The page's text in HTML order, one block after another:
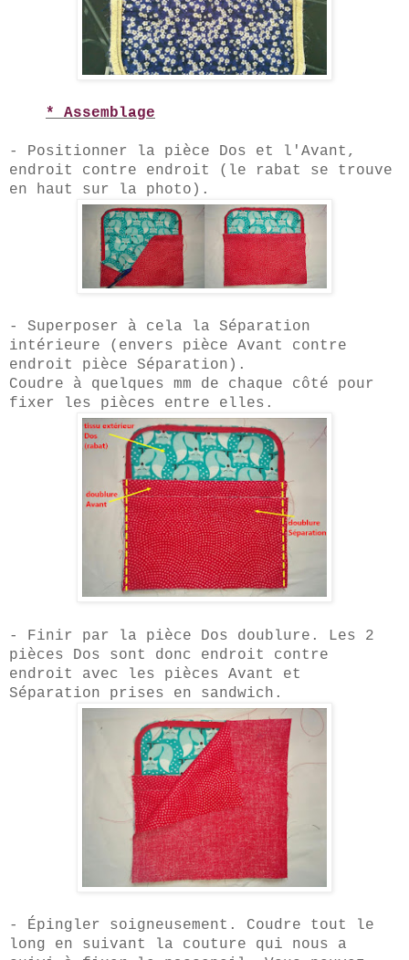
* Assemblage
- Positionner la pièce Dos et
l'Avant,
endroit contre endroit (le rabat se trouve
en haut sur la photo).
- Superposer à cela la Séparation
intérieure (envers pièce Avant contre
endroit pièce Séparation).
Coudre à quelques mm de chaque côté pour
fixer les pièces entre elles.
- Finir par la pièce Dos doublure. Les 2
pièces Dos sont donc endroit contre
endroit avec les pièces Avant et
Séparation prises en sandwich.
- Épingler soigneusement. Coudre tout le
long en suivant la couture qui nous a